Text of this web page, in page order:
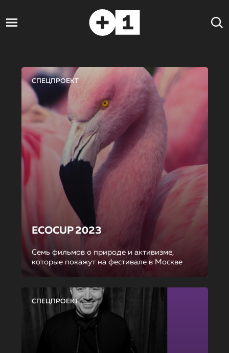
СПЕЦПРОЕКТ
ECOCUP 2023
Семь фильмов о природе и активизме,
которые покажут на фестивале в Москве
СПЕЦПРОЕКТ